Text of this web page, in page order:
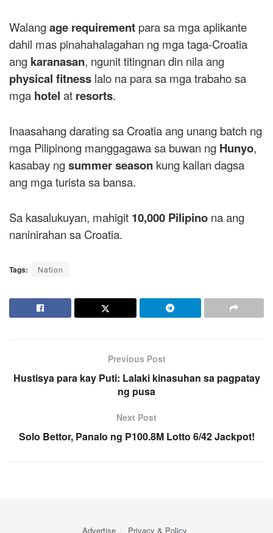
Walangage requirement para sa mga aplikante
dahil mas pinahahalagahan ng mga taga-Croatia
ang karanasan, ngunit titingnan din nila ang
physical fitness lalo na para sa mga trabaho sa
mga hotel at resorts.
Inaasahang darating sa Croatia ang unang batch ng
mga Pilipinong manggagawa sa buwan ng Hunyo,
kasabay ngsummer season kung kailan dagsa
ang mga turista sa bansa.
Sa kasalukuyan, mahigit 10,000 Pilipino na ang
naninirahan sa Croatia.
Tags: Nation
Previous Post
Hustisya para kay Puti: Lalaki kinasuhan sa pagpatay
ng pusa
Next Post
Solo Bettor, Panalo ng P100.8M Lotto 6/42 Jackpot!
Advertise Privacy & Policy